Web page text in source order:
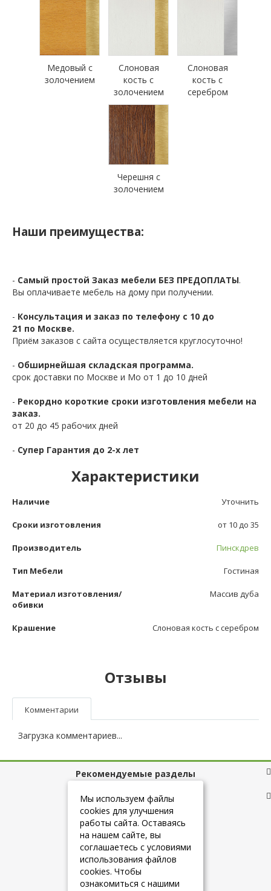
Медовый с
золочением
Слоновая
кость с
золочением
Слоновая
кость с
серебром
Черешня с
золочением
Наши преимущества:
- Самый простой Заказ мебели БЕЗ ПРЕДОПЛАТЫ.
Вы оплачиваете мебель на дому при получении.
- Консультация и заказ по телефону с 10 до
21 по Москве.
Приём заказов с сайта осуществляется круглосуточно!
- Обширнейшая складская программа.
срок доставки по Москве и Мо от 1 до 10 дней
- Рекордно короткие сроки изготовления мебели на
заказ.
от 20 до 45 рабочих дней
- Супер Гарантия до 2-х лет
Характеристики
Наличие Уточнить
Сроки изготовления от 10 до 35
Производитель Пинскдрев
Тип Мебели Гостиная
Материал изготовления/
обивки
Массив дуба
Крашение Слоновая кость с серебром
Отзывы
Комментарии
Загрузка комментариев...
Рекомендуемые разделы
Полезные ссылки
+7 (925) 084-10-60
Мы используем файлы
cookies для улучшения
работы сайта. Оставаясь
на нашем сайте, вы
соглашаетесь с условиями
использования файлов
cookies. Чтобы
ознакомиться с нашими